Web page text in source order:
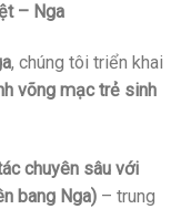
– Nga
, chúng tôi triển khai
võng mạc trẻ sinh
chuyên sâu với
bang Nga) – trung